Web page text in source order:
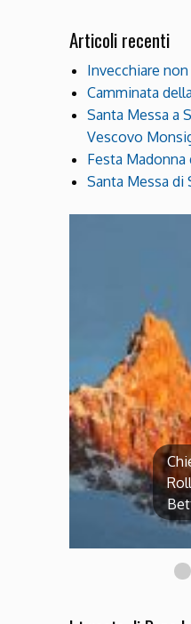
Articoli recenti
Invecchiare non
Camminata
Santa Messa a
Vescovo
Festa Madonna
Santa Messa di